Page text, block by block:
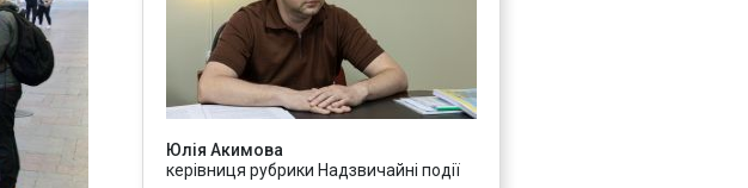
Юлія Акимова
керівниця рубрики Надзвичайні події